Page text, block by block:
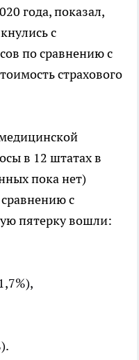
года, показал,
с
по сравнению с
страхового
в 12 штатах в
пока нет)
с
пятерку вошли: